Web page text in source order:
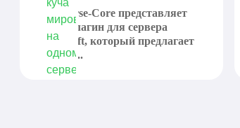
Multiverse-Core представляет
собой плагин для сервера
Minecraft, который предлагает
создать...